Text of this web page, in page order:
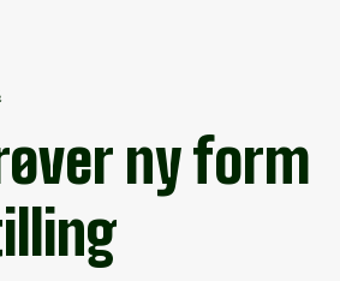
ny form